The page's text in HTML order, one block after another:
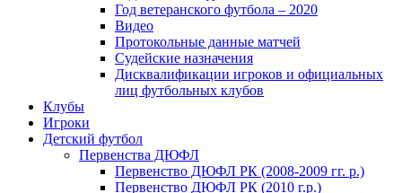
Год ветеранского футбола – 2020
Видео
Протокольные данные матчей
Судейские назначения
Дисквалификации игроков и официальных
лиц футбольных клубов
Клубы
Игроки
Детский футбол
Первенства ДЮФЛ
Первенство ДЮФЛ РК (2008-2009 гг. р.)
Первенство ДЮФЛ РК (2010 г.р.)